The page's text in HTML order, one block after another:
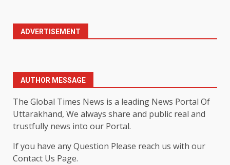
ADVERTISEMENT
AUTHOR MESSAGE
The Global Times News is a leading News Portal Of
Uttarakhand, We always share and public real and
trustfully news into our Portal.
If you have any Question Please reach us with our
Contact Us Page.